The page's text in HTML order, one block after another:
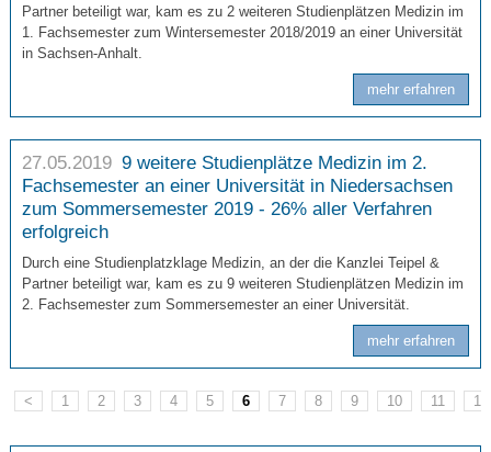
Partner beteiligt war, kam es zu 2 weiteren Studienplätzen Medizin im
1. Fachsemester zum Wintersemester 2018/2019 an einer Universität
in Sachsen-Anhalt.
mehr erfahren
27.05.2019 9 weitere Studienplätze Medizin im 2.
Fachsemester an einer Universität in Niedersachsen
zum Sommersemester 2019 - 26% aller Verfahren
erfolgreich
Durch eine Studienplatzklage Medizin, an der die Kanzlei Teipel &
Partner beteiligt war, kam es zu 9 weiteren Studienplätzen Medizin im
2. Fachsemester zum Sommersemester an einer Universität.
mehr erfahren
< 1 2 3 4 5 6 7 8 9 10 11 12